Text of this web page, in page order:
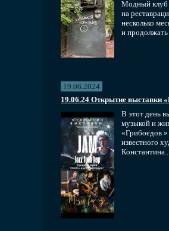
Модный клуб
на
несколько
и продолжать
19.06.2024
19.06.24 Открытие выставки
В этот день
музыкой и
«Грибоедов »
известного
Константина...